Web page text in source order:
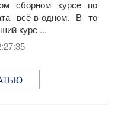
сборном курсе по
всё-в-одном. В то
курс ...